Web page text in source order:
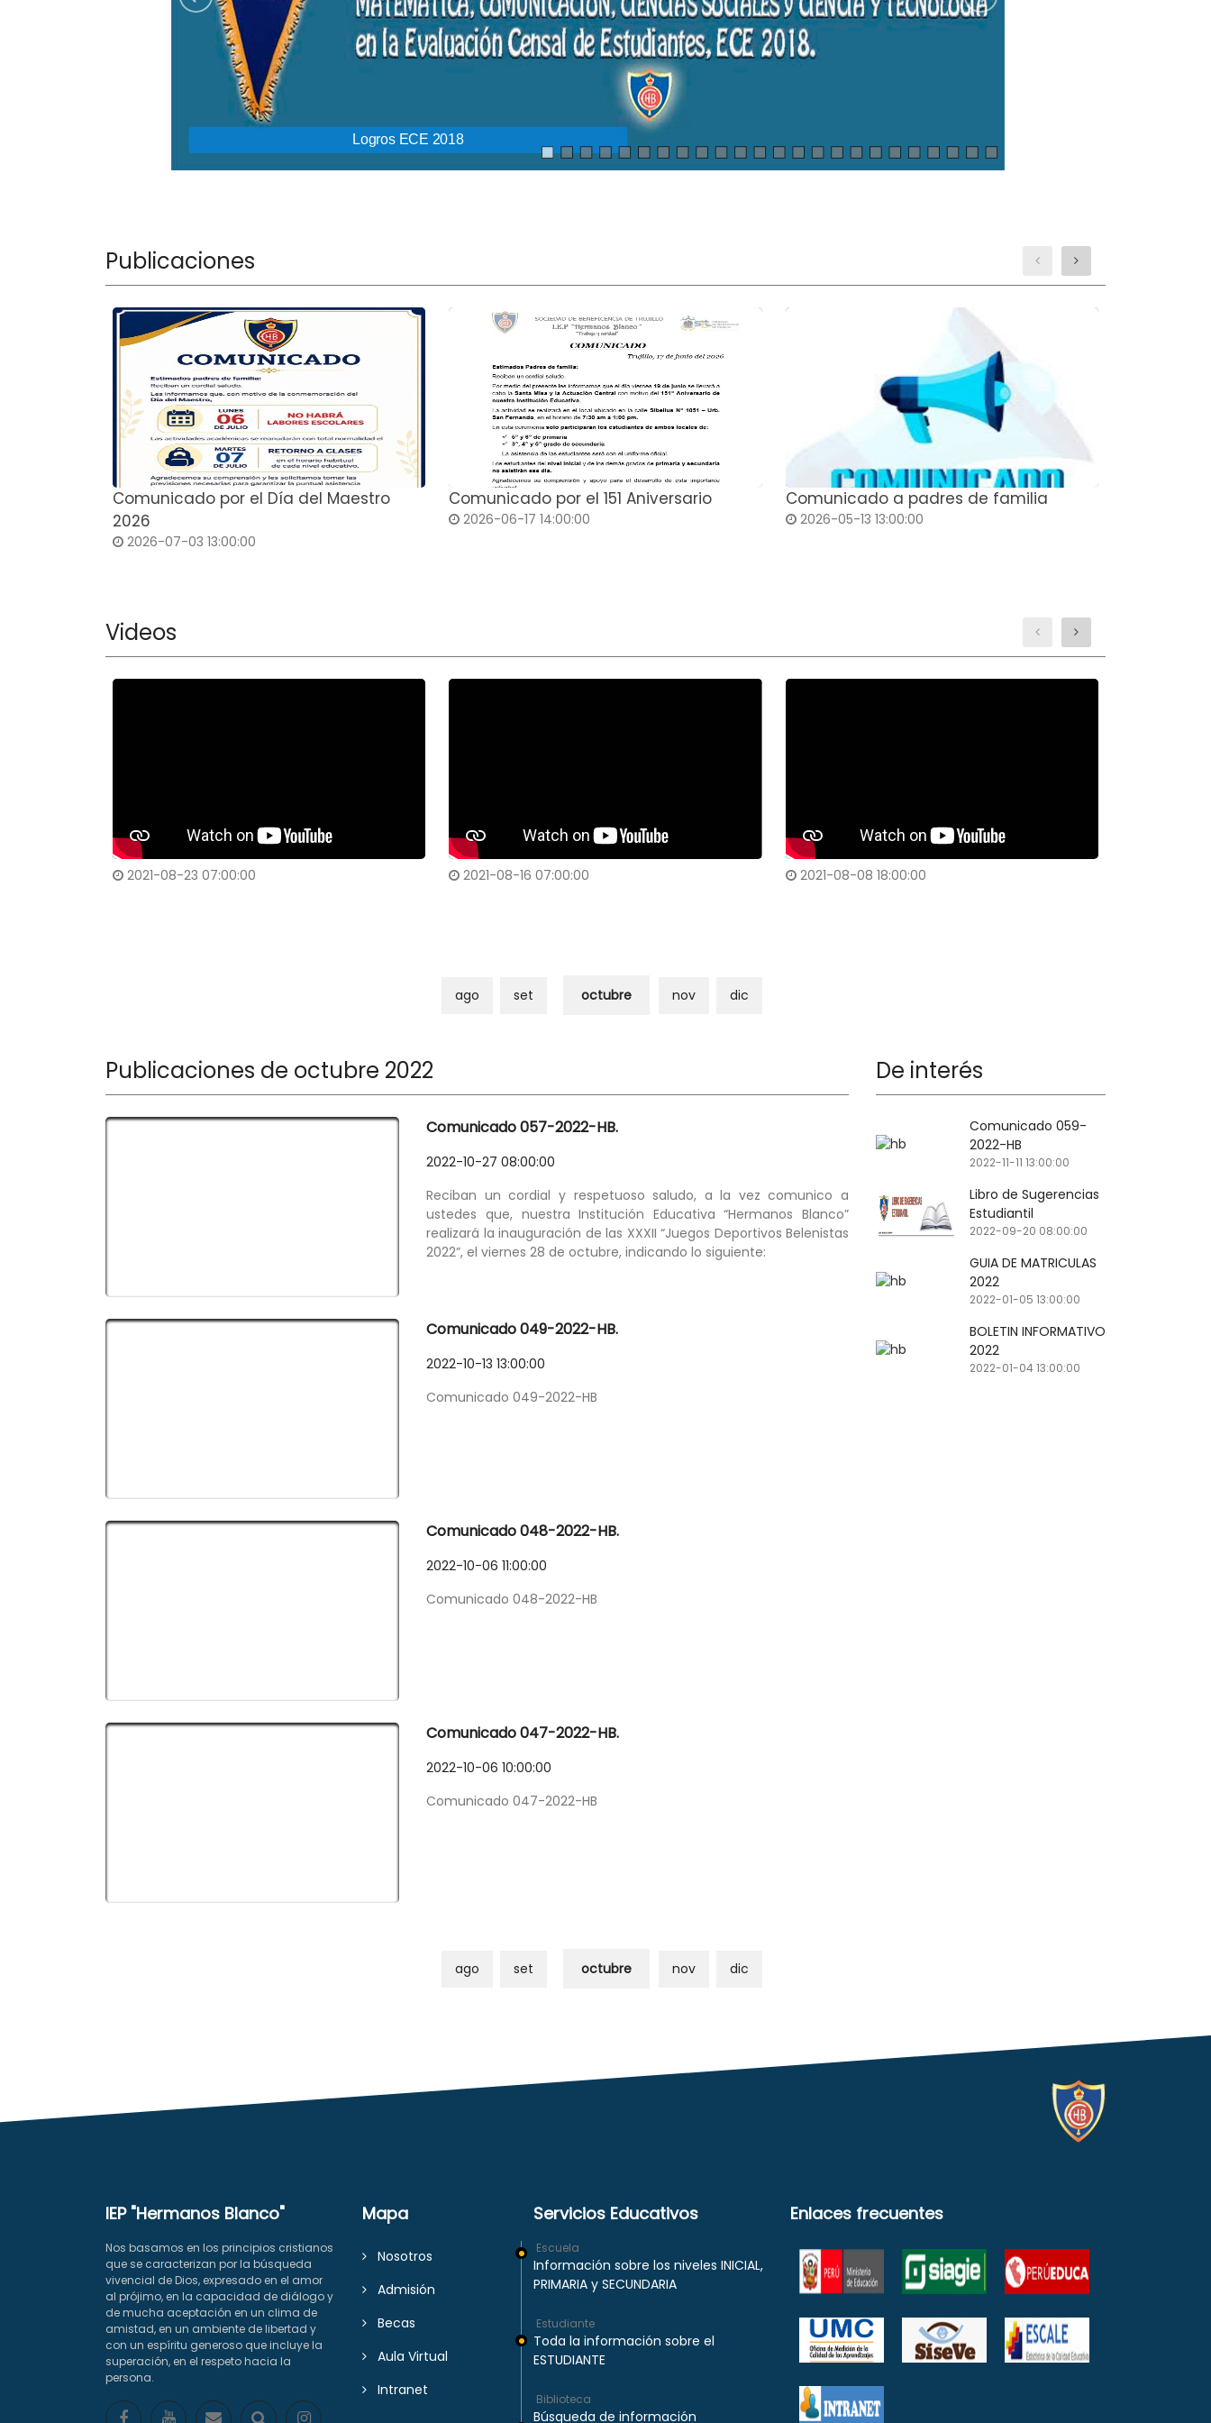
Publicaciones
Comunicado por el Día del Maestro
2026
2026-07-03 13:00:00
Comunicado por el 151 Aniversario
2026-06-17 14:00:00
Comunicado a padres de familia
2026-05-13 13:00:00
Videos
2021-08-23 07:00:00 2021-08-16 07:00:00 2021-08-08 18:00:00
ago set octubre nov dic
Publicaciones de octubre 2022
Comunicado 057-2022-HB.
2022-10-27 08:00:00
Reciban un cordial y respetuoso saludo, a la vez comunico a
ustedes que, nuestra Institución Educativa “Hermanos Blanco”
realizará la inauguración de las XXXII “Juegos Deportivos Belenistas
2022”, el viernes 28 de octubre, indicando lo siguiente:
Comunicado 049-2022-HB.
2022-10-13 13:00:00
Comunicado 049-2022-HB
Comunicado 048-2022-HB.
2022-10-06 11:00:00
Comunicado 048-2022-HB
Comunicado 047-2022-HB.
2022-10-06 10:00:00
Comunicado 047-2022-HB
De interés
Comunicado 059-
2022-HB
2022-11-11 13:00:00
Libro de Sugerencias
Estudiantil
2022-09-20 08:00:00
GUIA DE MATRICULAS
2022
2022-01-05 13:00:00
BOLETIN INFORMATIVO
2022
2022-01-04 13:00:00
ago set octubre nov dic
IEP "Hermanos Blanco"
Nos basamos en los principios cristianos
que se caracterizan por la búsqueda
vivencial de Dios, expresado en el amor
al prójimo, en la capacidad de diálogo y
de mucha aceptación en un clima de
amistad, en un ambiente de libertad y
con un espíritu generoso que incluye la
superación, en el respeto hacia la
persona.
Mapa
Nosotros
Admisión
Becas
Aula Virtual
Intranet
Servicios Educativos
Escuela
Información sobre los niveles INICIAL,
PRIMARIA y SECUNDARIA
Estudiante
Toda la información sobre el
ESTUDIANTE
Biblioteca
Búsqueda de información
Enlaces frecuentes